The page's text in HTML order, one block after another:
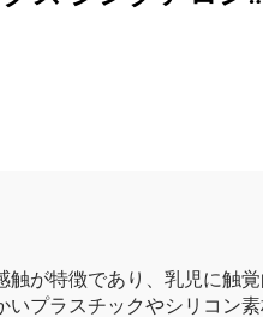
が特徴であり、乳児に触
プラスチックやシリコン